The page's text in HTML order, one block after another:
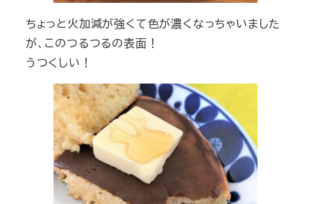
ちょっと火加減が強くて色が濃くなっちゃいました
が、このつるつるの表面！
うつくしい！